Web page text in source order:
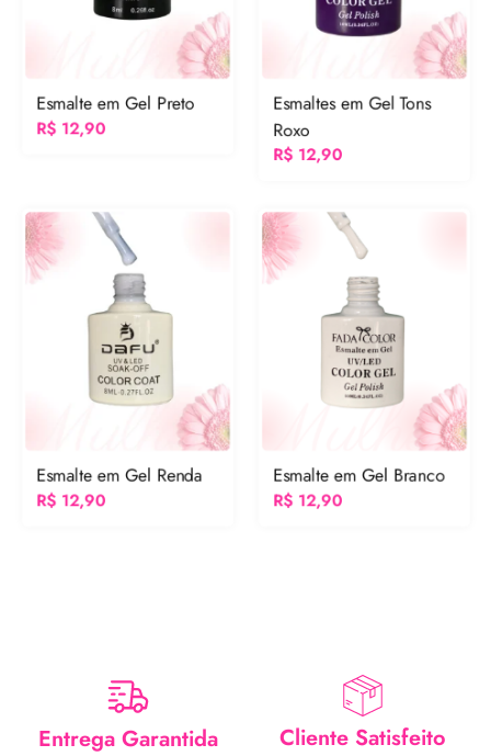
Esmalte em Gel Preto
R$ 12,90
Esmaltes em Gel Tons
Roxo
R$12,90
Esmalte em Gel Renda
R$ 12,90
Esmalte em Gel Branco
R$12,90
Entrega Garantida Cliente Satisfeito